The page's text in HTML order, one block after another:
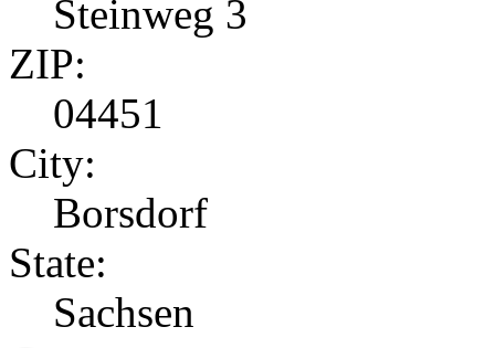
Steinweg 3
ZIP:
04451
City:
Borsdorf
State:
Sachsen